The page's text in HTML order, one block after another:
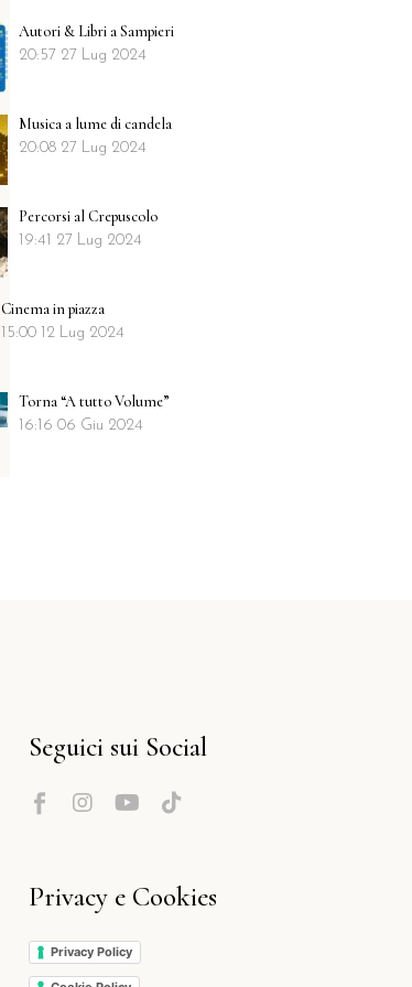
Autori & Libri a Sampieri
20:57 27 Lug 2024
Musica a lume di candela
20:08 27 Lug 2024
Percorsi al Crepuscolo
19:41 27 Lug 2024
Cinema in piazza
15:00 12 Lug 2024
Torna “A tutto Volume”
16:16 06 Giu 2024
Seguici sui Social
Privacy e Cookies
Privacy Policy